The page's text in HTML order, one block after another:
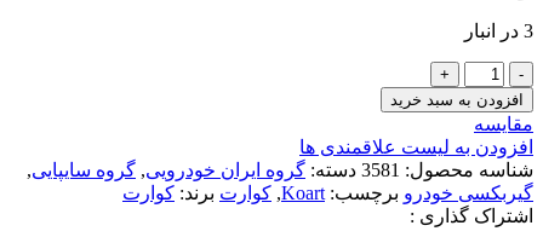
3 در انبار
دنده
عقب
پراید
62305
کوارت
KOART(KK15117310)
عدد
افزودن به سبد خرید
مقایسه
افزودن به لیست علاقمندی ها
شناسه محصول: 3581 دسته: گروه ایران خودرویی, گروه سایپایی,
گیربکسی خودرو برچسب: Koart
, کوارت برند: کوارت
اشتراک گذاری :